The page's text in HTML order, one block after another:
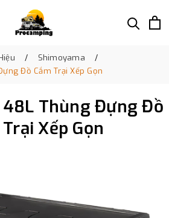
Shimoyama
Đồ Cắm Trại Xếp Gọn
Thùng Đựng Đồ
Xếp Gọn